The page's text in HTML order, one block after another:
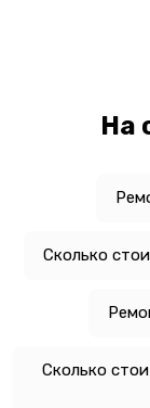
На
Сколько
Сколько